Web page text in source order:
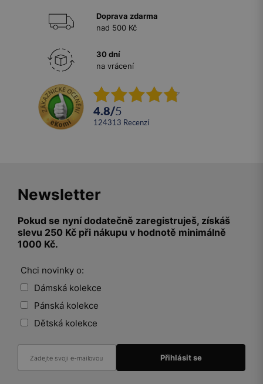
Doprava zdarma
nad 500 Kč
30 dní
na vrácení
4.8/5
124313 recenzí
Newsletter
Pokud se nyní dodatečně zaregistruješ, získáš
slevu 250 Kč při nákupu v hodnotě minimálně
1000 Kč.
Chci novinky o:
Dámská kolekce
Pánská kolekce
Dětská kolekce